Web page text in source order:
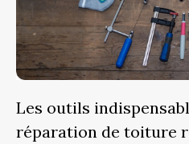
Les outils
réparation de toiture